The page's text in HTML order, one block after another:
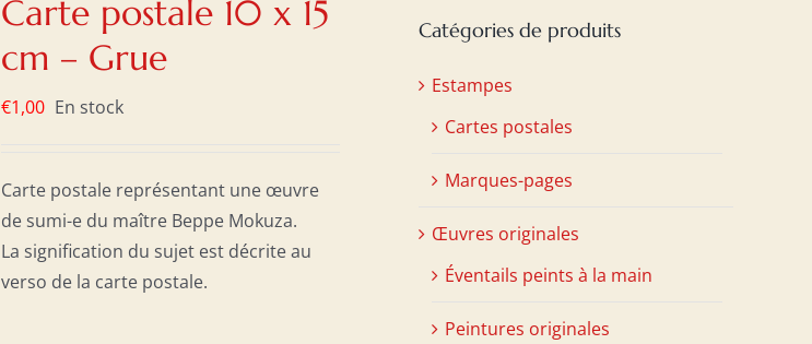
Carte postale 10 x 15
cm – Grue
€1,00 En stock
Carte postale représentant une œuvre
de sumi-e du maître Beppe Mokuza.
La signification du sujet est décrite au
verso de la carte postale.
Catégories de produits
Estampes
Cartes postales
Marques-pages
Œuvres originales
Éventails peints à la main
Peintures originales